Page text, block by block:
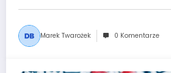
Marek Twarożek 0 Komentarze